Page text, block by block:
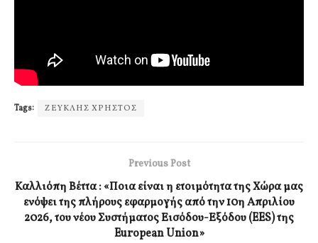
Tags: ΖΕΥΚΛΗΣ ΧΡΗΣΤΟΣ
Previous Post
Καλλιόπη Βέττα : «Ποια είναι η ετοιμότητα της Χώρα μας
ενόψει της πλήρους εφαρμογής από την 10η Απριλίου
2026, του νέου Συστήματος Εισόδου-Εξόδου (EES) της
European Union»